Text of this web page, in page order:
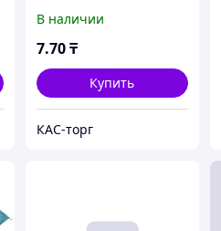
В наличии
7.70₸
Купить
КАС-торг